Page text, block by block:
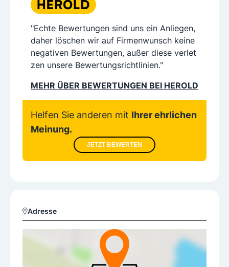
"Echte Bewertungen sind uns ein Anliegen,
daher löschen wir auf Firmenwunsch keine
negativen Bewertungen, außer diese verlet
zen unsere Bewertungsrichtlinien."
MEHR ÜBER BEWERTUNGEN BEI HEROLD
Helfen Sie anderen mit Ihrer ehrlichen
Meinung.
JETZT BEWERTEN
Adresse